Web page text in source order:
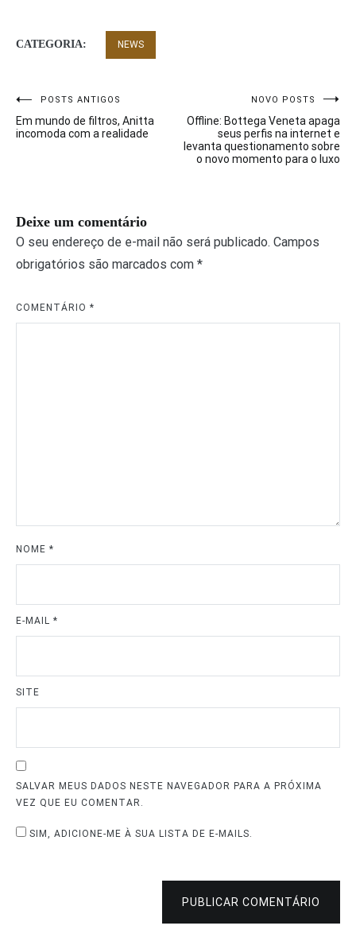
CATEGORIA: NEWS
Navegação
de
POSTS ANTIGOS
Em mundo de filtros, Anitta
incomoda com a realidade
NOVO POSTS
Offline: Bottega Veneta apaga
seus perfis na internet e
levanta questionamento sobre
o novo momento para o luxo
Deixe um comentário
O seu endereço de e-mail não será publicado. Campos
obrigatórios são marcados com *
COMENTÁRIO *
NOME *
E-MAIL *
SITE
SALVAR MEUS DADOS NESTE NAVEGADOR PARA A PRÓXIMA
VEZ QUE EU COMENTAR.
SIM, ADICIONE-ME À SUA LISTA DE E-MAILS.
PUBLICAR COMENTÁRIO